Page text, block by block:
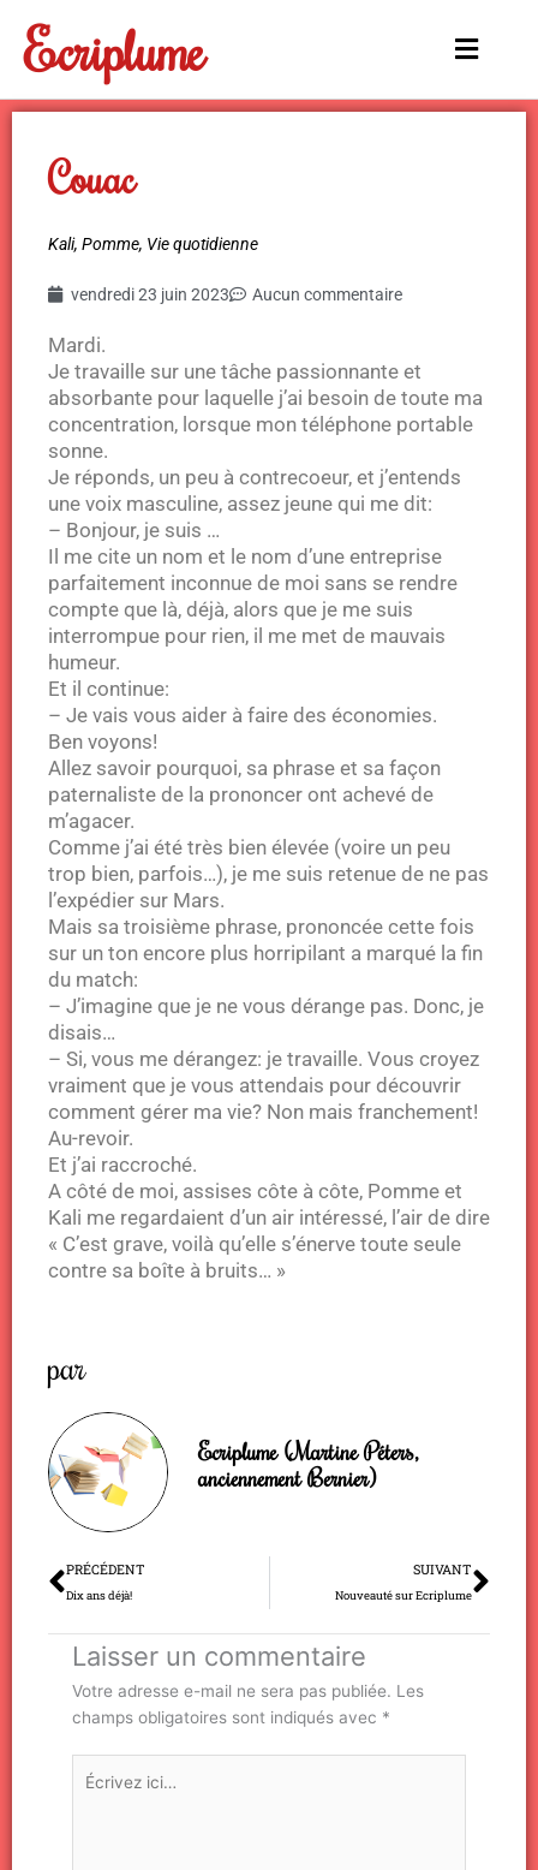
contenu
Ecriplume
Main
Couac
Kali, Pomme, Vie quotidienne
vendredi 23 juin 2023 Aucun commentaire
Mardi.
Je travaille sur une tâche passionnante et
absorbante pour laquelle j’ai besoin de toute ma
concentration, lorsque mon téléphone portable
sonne.
Je réponds, un peu à contrecoeur, et j’entends
une voix masculine, assez jeune qui me dit:
– Bonjour, je suis …
Il me cite un nom et le nom d’une entreprise
parfaitement inconnue de moi sans se rendre
compte que là, déjà, alors que je me suis
interrompue pour rien, il me met de mauvais
humeur.
Et il continue:
– Je vais vous aider à faire des économies.
Ben voyons!
Allez savoir pourquoi, sa phrase et sa façon
paternaliste de la prononcer ont achevé de
m’agacer.
Comme j’ai été très bien élevée (voire un peu
trop bien, parfois…), je me suis retenue de ne pas
l’expédier sur Mars.
Mais sa troisième phrase, prononcée cette fois
sur un ton encore plus horripilant a marqué la fin
du match:
– J’imagine que je ne vous dérange pas. Donc, je
disais…
– Si, vous me dérangez: je travaille. Vous croyez
vraiment que je vous attendais pour découvrir
comment gérer ma vie? Non mais franchement!
Au-revoir.
Et j’ai raccroché.
A côté de moi, assises côte à côte, Pomme et
Kali me regardaient d’un air intéressé, l’air de dire
« C’est grave, voilà qu’elle s’énerve toute seule
contre sa boîte à bruits… »
par
Ecriplume (Martine Péters,
anciennement Bernier)
Précédent
PRÉCÉDENT
Dix ans déjà!
SUIVANT
Nouveauté sur Ecriplume
Laisser un commentaire
Votre adresse e-mail ne sera pas publiée. Les
champs obligatoires sont indiqués avec *
Écrivez
ici…